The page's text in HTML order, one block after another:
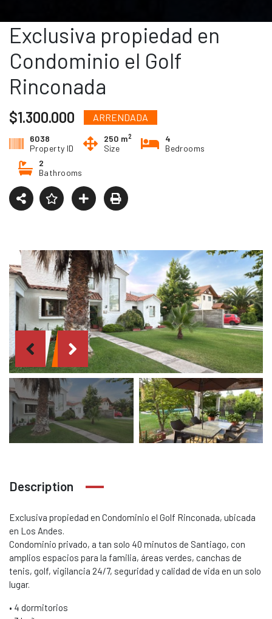
Exclusiva propiedad en
Condominio el Golf
Rinconada
$1.300.000 ARRENDADA
6038
Property ID
250 m2
Size
4
Bedrooms
2
Bathrooms
Description
Exclusiva propiedad en Condominio el Golf Rinconada, ubicada
en Los Andes.
Condominio privado, a tan solo 40 minutos de Santiago, con
amplios espacios para la familia, áreas verdes, canchas de
tenis, golf, vigilancia 24/7, seguridad y calidad de vida en un solo
lugar.
• 4 dormitorios